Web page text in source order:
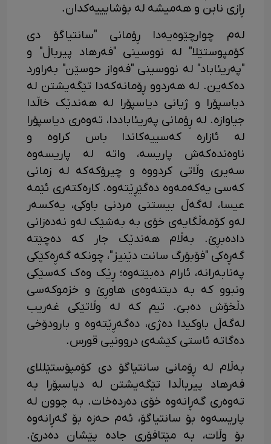
ڕازی نابن و هەمیشە لە بۆشایییەکدان.
لەم چوارچێوەیەدا ڕۆمانی "سانتیاگۆ دی
کۆمپوستێلا" لە نووسینی "فەرهاد پیرباڵ" و
"پەریئاباد" لە نووسینی "فەواز حوسێن" بەراورد
دەکەین. لە هەردوو ڕۆمانەکەدا تێگەیشتن لە
دیاسپۆرا و ژیانی دیاسپۆرا لە هەندێک خاڵدا
جیاوازە. لە ڕۆمانی پەریئاباددا، تەوەری دیاسپۆرا
لە ئازارە کەسییەکاندا باس کراوە و
ناوەندەکەش پاریسە، واتە لە پاریسەوە
سەیری وڵاتی کردووە و چیرۆکەکە لە زمانی
کەسی یەکەمەوە دەگێڕێتەوە. کارەکتەری ئێمە
عیسا، لەگەڵ بیستنی مردنی باوکی، یەکسەر
لەو کۆمەڵگایەی خۆی بە بەشێک لەو نەدەزانی
دادەبڕێ. بەڵام هەندێک جار کە دەچێتە
گەڕەکی "فۆبۆرگ سانت دێنیز"، چونکە گەڕەکێکی
پەنابەرانە، ئارام دەبێتەوە؛ ڕێک وەک کەسێکی
ونبوو کە بە دیتنەوەی هاوڕێ و خزموکەسی
دڵخۆش دەبێ. تیم کە لە وڵاتێکی غەریب
لەگەڵ باوکیدا دەژی، دەگەڕێتەوە و بارودۆخی
دەگاتە ئاستی کێشەی دروونیی قورس.
بەڵام لە ڕۆمانی سانتیاگۆ دی کۆمپۆستێللای
فەرهاد پیرباڵدا تێگەیشتن لە دیاسپۆرا بە
تەوەری گەڕانەوە خۆی دەردەخات. بە چوون لە
پاریسەوە بۆ سانتیاگۆ، ئەم حەزە بۆ گەڕانەوە
بۆ وڵات، بە مێتافۆری جادە پێشان دەدرێ.